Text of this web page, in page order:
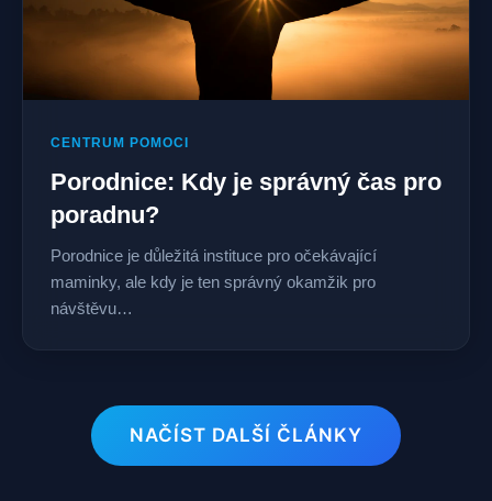
CENTRUM POMOCI
Porodnice: Kdy je správný čas pro
poradnu?
Porodnice je důležitá instituce pro očekávající
maminky, ale kdy je ten správný okamžik pro
návštěvu…
NAČÍST DALŠÍ ČLÁNKY